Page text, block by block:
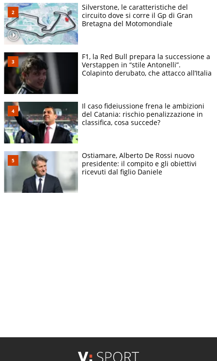
Silverstone, le caratteristiche del
circuito dove si corre il Gp di Gran
Bretagna del Motomondiale
F1, la Red Bull prepara la successione a
Verstappen in “stile Antonelli”.
Colapinto derubato, che attacco all’Italia
Il caso fideiussione frena le ambizioni
del Catania: rischio penalizzazione in
classifica, cosa succede?
Ostiamare, Alberto De Rossi nuovo
presidente: il compito e gli obiettivi
ricevuti dal figlio Daniele